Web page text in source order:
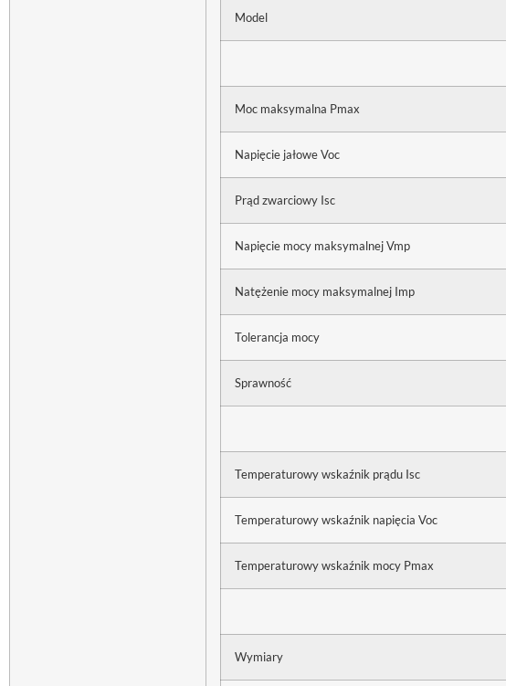
Model
Moc maksymalna Pmax
Napięcie jałowe Voc
Prąd zwarciowy Isc
Napięcie mocy maksymalnej Vmp
Natężenie mocy maksymalnej Imp
Tolerancja mocy
Sprawność
Temperaturowy wskaźnik prądu Isc
Temperaturowy wskaźnik napięcia Voc
Temperaturowy wskaźnik mocy Pmax
Wymiary